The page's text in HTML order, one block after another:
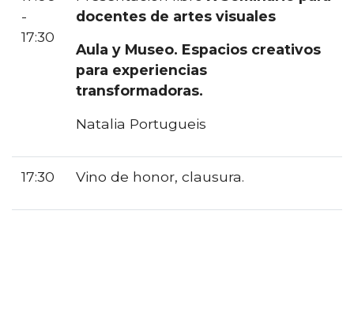
-
17:30
docentes de artes visuales
Aula y Museo. Espacios creativos
para experiencias
transformadoras.
Natalia Portugueis
17:30 Vino de honor, clausura.